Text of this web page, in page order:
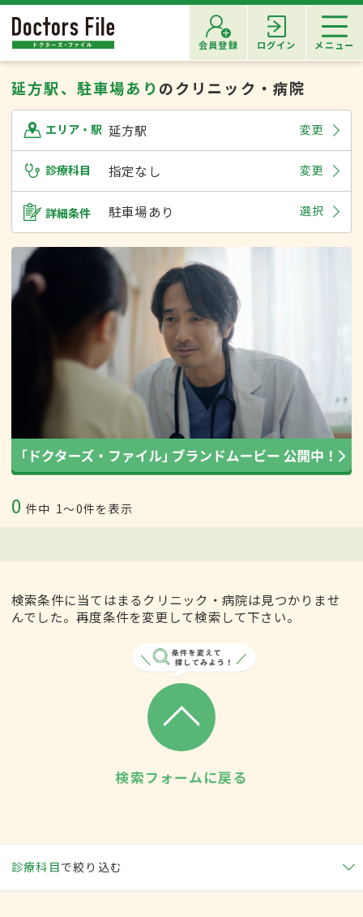
会員登録 ログイン メニュー
延方駅、駐車場あり のクリニック・病院
エリア・駅 延方駅 変更
診療科目 指定なし 変更
詳細条件 駐車場あり 選択
0 件中 1〜0件を表示
検索条件に当てはまるクリニック・病院は見つかりませ
んでした。再度条件を変更して検索して下さい。
検索フォームに戻る
診療科目で絞り込む